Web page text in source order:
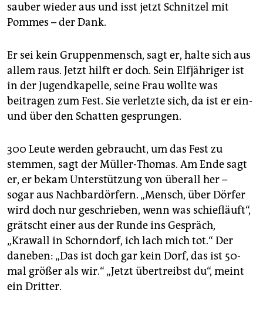
sauber wieder aus und isst jetzt Schnitzel mit
Pommes – der Dank.
Er sei kein Gruppenmensch, sagt er, halte sich aus
allem raus. Jetzt hilft er doch. Sein Elfjähriger ist
in der Jugendkapelle, seine Frau wollte was
beitragen zum Fest. Sie verletzte sich, da ist er ein-
und über den Schatten gesprungen.
300 Leute werden gebraucht, um das Fest zu
stemmen, sagt der Müller-Thomas. Am Ende sagt
er, er bekam Unterstützung von überall her –
sogar aus Nachbardörfern. „Mensch, über Dörfer
wird doch nur geschrieben, wenn was schiefläuft“,
grätscht einer aus der Runde ins Gespräch,
„Krawall in Schorndorf, ich lach mich tot.“ Der
daneben: „Das ist doch gar kein Dorf, das ist 50-
mal größer als wir.“ „Jetzt übertreibst du“, meint
ein Dritter.